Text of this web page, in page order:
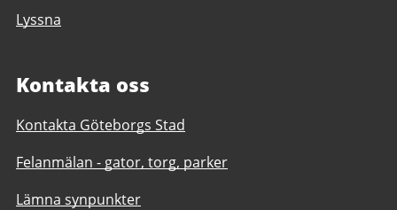
Lyssna
Kontakta oss
Kontakta Göteborgs Stad
Felanmälan - gator, torg, parker
Lämna synpunkter